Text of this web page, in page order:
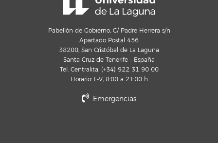
Pabellón de Gobierno, C/ Padre Herrera s/n
Apartado Postal 456
38200, San Cristóbal de La Laguna
Santa Cruz de Tenerife - España
Tel. Centralita: (+34) 922 31 90 00
Horario: L-V, 8:00 a 21:00 h
Emergencias